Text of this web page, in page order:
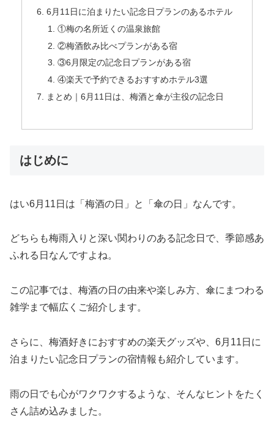
6月11日に泊まりたい記念日プランのあるホテル
①梅の名所近くの温泉旅館
②梅酒飲み比べプランがある宿
③6月限定の記念日プランがある宿
④楽天で予約できるおすすめホテル3選
まとめ｜6月11日は、梅酒と傘が主役の記念日
はじめに
はい6月11日は「梅酒の日」と「傘の日」なんです。
どちらも梅雨入りと深い関わりのある記念日で、季節感あ
ふれる日なんですよね。
この記事では、梅酒の日の由来や楽しみ方、傘にまつわる
雑学まで幅広くご紹介します。
さらに、梅酒好きにおすすめの楽天グッズや、6月11日に
泊まりたい記念日プランの宿情報も紹介しています。
雨の日でも心がワクワクするような、そんなヒントをたく
さん詰め込みました。